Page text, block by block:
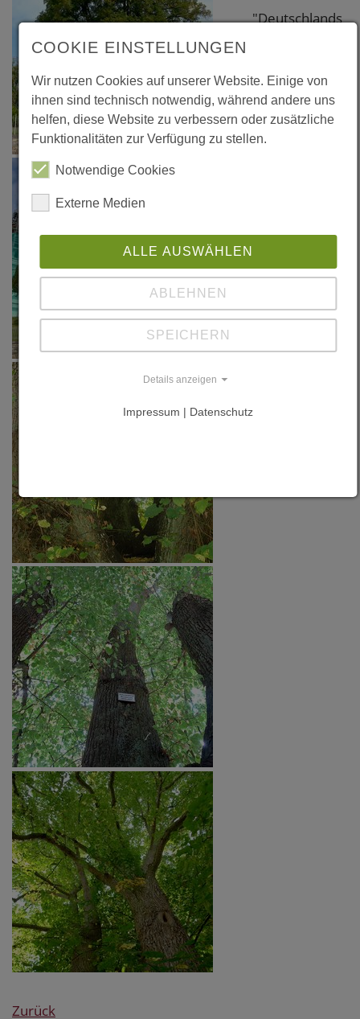
Zurück
"Deutschlands
Kühn, Bernd
Ullrich und
COOKIE EINSTELLUNGEN
Wir nutzen Cookies auf unserer Website. Einige von
ihnen sind technisch notwendig, während andere uns
helfen, diese Website zu verbessern oder zusätzliche
Funktionalitäten zur Verfügung zu stellen.
Notwendige Cookies
Externe Medien
ALLE AUSWÄHLEN
ABLEHNEN
SPEICHERN
Details anzeigen
Impressum | Datenschutz